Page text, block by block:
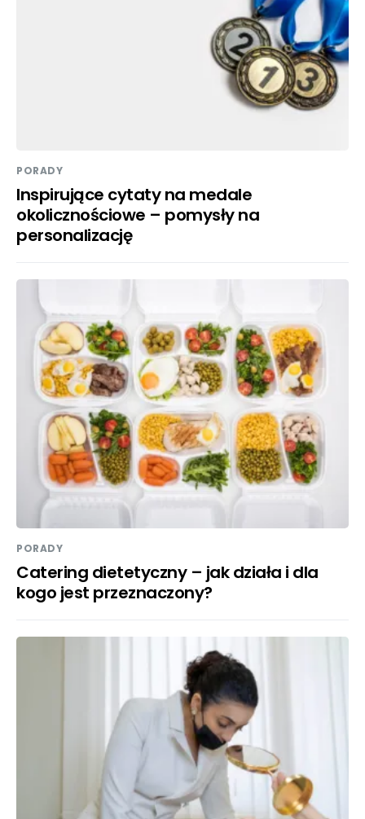
PORADY
Inspirujące cytaty na medale
okolicznościowe – pomysły na
personalizację
PORADY
Catering dietetyczny – jak działa i dla
kogo jest przeznaczony?